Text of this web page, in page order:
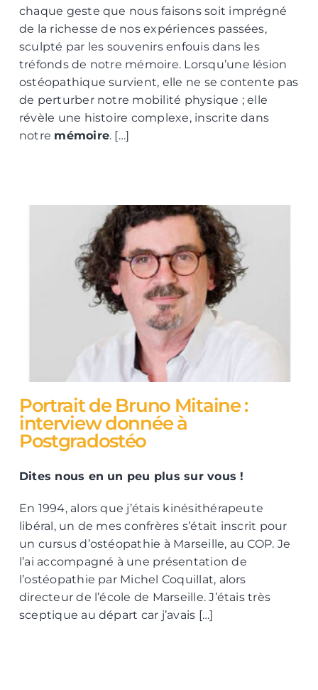
chaque geste que nous faisons soit imprégné
de la richesse de nos expériences passées,
sculpté par les souvenirs enfouis dans les
tréfonds de notre mémoire. Lorsqu’une lésion
ostéopathique survient, elle ne se contente pas
de perturber notre mobilité physique ; elle
révèle une histoire complexe, inscrite dans
notre mémoire. […]
Portrait de Bruno Mitaine :
interview donnée à
Postgradostéo
Dites nous en un peu plus sur vous !
En 1994, alors que j’étais kinésithérapeute
libéral, un de mes confrères s’était inscrit pour
un cursus d’ostéopathie à Marseille, au COP. Je
l’ai accompagné à une présentation de
l’ostéopathie par Michel Coquillat, alors
directeur de l’école de Marseille. J’étais très
sceptique au départ car j’avais […]